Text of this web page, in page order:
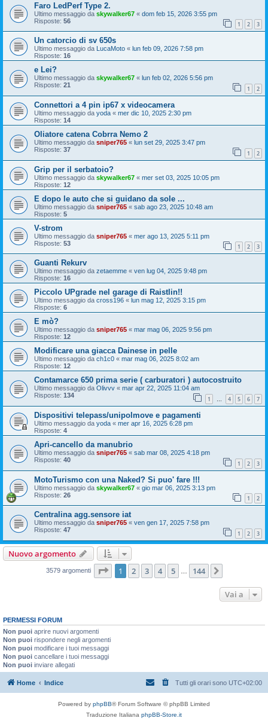
Faro LedPerf Type 2.
Ultimo messaggio da skywalker67 « dom feb 15, 2026 3:55 pm
Risposte: 56 1 2 3
Un catorcio di sv 650s
Ultimo messaggio da LucaMoto « lun feb 09, 2026 7:58 pm
Risposte: 16
e Lei?
Ultimo messaggio da skywalker67 « lun feb 02, 2026 5:56 pm
Risposte: 21 1 2
Connettori a 4 pin ip67 x videocamera
Ultimo messaggio da yoda « mer dic 10, 2025 2:30 pm
Risposte: 14
Oliatore catena Cobrra Nemo 2
Ultimo messaggio da sniper765 « lun set 29, 2025 3:47 pm
Risposte: 37 1 2
Grip per il serbatoio?
Ultimo messaggio da skywalker67 « mer set 03, 2025 10:05 pm
Risposte: 12
E dopo le auto che si guidano da sole ...
Ultimo messaggio da sniper765 « sab ago 23, 2025 10:48 am
Risposte: 5
V-strom
Ultimo messaggio da sniper765 « mer ago 13, 2025 5:11 pm
Risposte: 53 1 2 3
Guanti Rekurv
Ultimo messaggio da zetaemme « ven lug 04, 2025 9:48 pm
Risposte: 16
Piccolo UPgrade nel garage di Raistlin!!
Ultimo messaggio da cross196 « lun mag 12, 2025 3:15 pm
Risposte: 6
E mò?
Ultimo messaggio da sniper765 « mar mag 06, 2025 9:56 pm
Risposte: 12
Modificare una giacca Dainese in pelle
Ultimo messaggio da ch1c0 « mar mag 06, 2025 8:02 am
Risposte: 12
Contamarce 650 prima serie ( carburatori ) autocostruito
Ultimo messaggio da Olivvv « mar apr 22, 2025 11:04 am
Risposte: 134 1 … 4 5 6 7
Dispositivi telepass/unipolmove e pagamenti
Ultimo messaggio da yoda « mer apr 16, 2025 6:28 pm
Risposte: 4
Apri-cancello da manubrio
Ultimo messaggio da sniper765 « sab mar 08, 2025 4:18 pm
Risposte: 40 1 2 3
MotoTurismo con una Naked? Si puo' fare !!!
Ultimo messaggio da skywalker67 « gio mar 06, 2025 3:13 pm
Risposte: 26 1 2
Centralina agg.sensore iat
Ultimo messaggio da sniper765 « ven gen 17, 2025 7:58 pm
Risposte: 47 1 2 3
Nuovo argomento
3579 argomenti Pagina di 144
1 2 3 4 5 144
Vai a
PERMESSI FORUM
Non puoi aprire nuovi argomenti
Non puoi rispondere negli argomenti
Non puoi modificare i tuoi messaggi
Non puoi cancellare i tuoi messaggi
Non puoi inviare allegati
Home Indice Tutti gli orari sono UTC+02:00
Powered by phpBB® Forum Software © phpBB Limited
Traduzione Italiana phpBB-Store.it